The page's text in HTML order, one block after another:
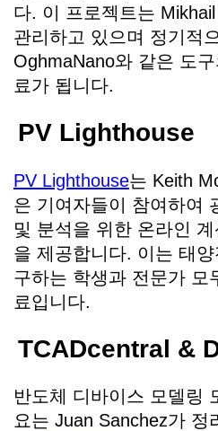
다. 이 프로젝트는
관리하고 있으며 정기적
OghmaNano와 같은 도
료가 됩니다.
PV Lighthouse
PV Lighthouse는 Keith
은 기여자들이 참여하여
및 분석을 위한 온라인
을 제공합니다. 이는 태
구하는 학생과 전문가 모
료입니다.
TCADcentral &
반도체 디바이스 모델링
요는 Juan Sanchez가 정